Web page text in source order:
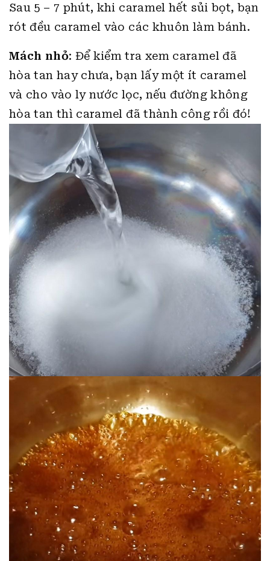
Sau 5 – 7 phút, khi caramel hết sủi bọt, bạn
rót đều caramel vào các khuôn làm bánh.
Mách nhỏ: Để kiểm tra xem caramel đã
hòa tan hay chưa, bạn lấy một ít caramel
và cho vào ly nước lọc, nếu đường không
hòa tan thì caramel đã thành công rồi đó!